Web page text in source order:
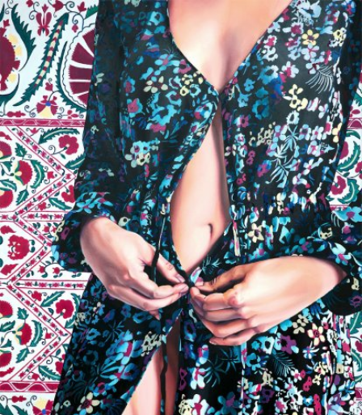
Skip to main content